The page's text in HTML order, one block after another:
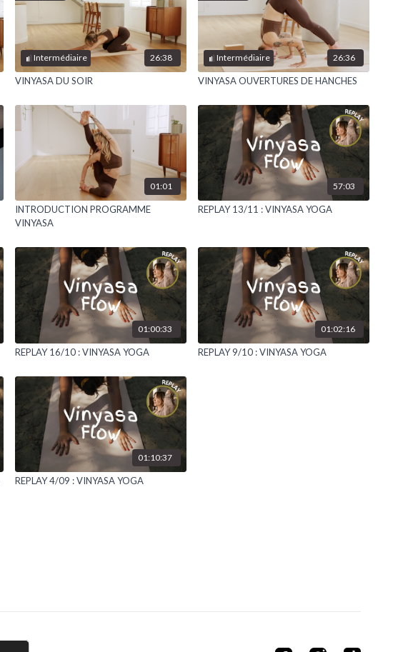
Intermédiaire 26:38
VINYASA DU SOIR
Intermédiaire 26:36
VINYASA OUVERTURES DE HANCHES
01:01
INTRODUCTION PROGRAMME
VINYASA
57:03
REPLAY 13/11 : VINYASA YOGA
01:00:33
REPLAY 16/10 : VINYASA YOGA
01:02:16
REPLAY 9/10 : VINYASA YOGA
01:10:37
REPLAY 4/09 : VINYASA YOGA